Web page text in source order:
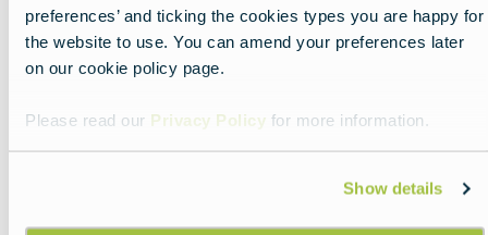
preferences’ and ticking the cookies types you are happy for
the website to use. You can amend your preferences later
on our cookie policy page.
Please read our Privacy Policy for more information.
Show details